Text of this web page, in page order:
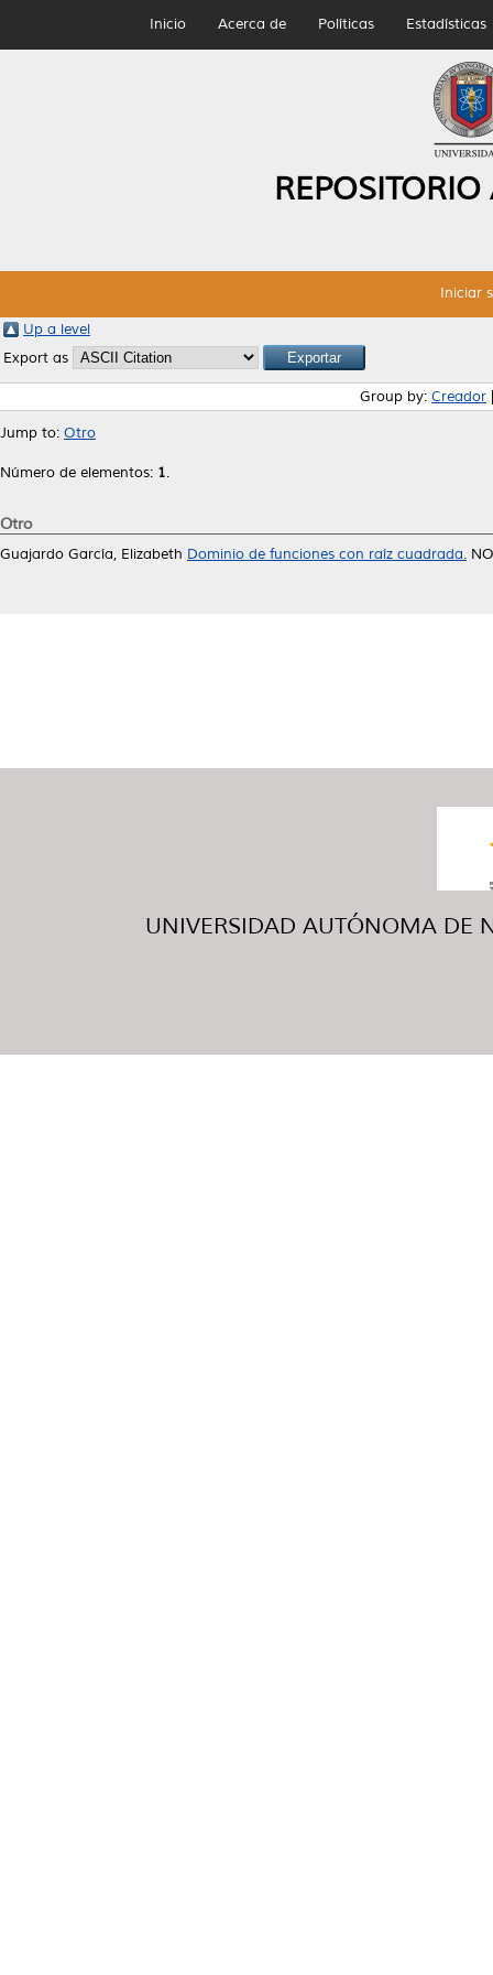
Inicio Acerca de Políticas Estadísticas
Iniciar
Up a level
Export as
Group by: Creador
Jump to: Otro
Número de elementos: 1.
Otro
Guajardo García, Elizabeth Dominio de funciones con raíz cuadrada.
UNIVERSIDAD AUTÓNOMA DE